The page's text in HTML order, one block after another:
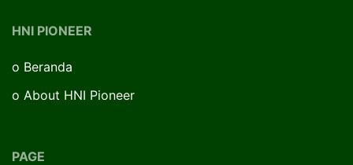
HNI PIONEER
o Beranda
o About HNI Pioneer
PAGE